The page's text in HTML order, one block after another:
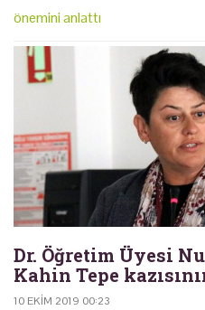
önemini anlattı
Dr. Öğretim Üyesi
Kahin Tepe
10 EKIM 2019 00:23